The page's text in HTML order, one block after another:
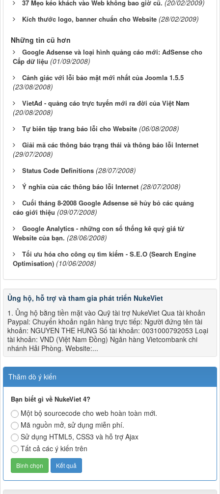
37 Mẹo kéo khách vào Web không bao giờ cũ. (20/02/2009)
Kích thước logo, banner chuẩn cho Website (28/02/2009)
Những tin cũ hơn
Google Adsense và loại hình quảng cáo mới: AdSense cho
Cấp dữ liệu (01/09/2008)
Cảnh giác với lỗi bảo mật mới nhất của Joomla 1.5.5
(23/08/2008)
VietAd - quảng cáo trực tuyến mới ra đời của Việt Nam
(20/08/2008)
Tự biên tập trang báo lỗi cho Website (06/08/2008)
Giải mã các thông báo trạng thái và thông báo lỗi Internet
(29/07/2008)
Status Code Definitions (28/07/2008)
Ý nghĩa của các thông báo lỗi Internet (28/07/2008)
Cuối tháng 8-2008 Google Adsense sẽ hủy bỏ các quảng
cáo giới thiệu (09/07/2008)
Google Analytics - những con số thống kê quý giá từ
Website của bạn. (28/06/2008)
Tối ưu hóa cho công cụ tìm kiếm - S.E.O (Search Engine
Optimisation) (10/06/2008)
Ủng hộ, hỗ trợ và tham gia phát triển NukeViet
1. Ủng hộ bằng tiền mặt vào Quỹ tài trợ NukeViet Qua tài khoản
Paypal: Chuyển khoản ngân hàng trực tiếp: Người đứng tên tài
khoản: NGUYEN THE HUNG Số tài khoản: 0031000792053 Loại
tài khoản: VND (Việt Nam Đồng) Ngân hàng Vietcombank chi
nhánh Hải Phòng. Website:...
Thăm dò ý kiến
Bạn biết gì về NukeViet 4?
Một bộ sourcecode cho web hoàn toàn mới.
Mã nguồn mở, sử dụng miễn phí.
Sử dụng HTML5, CSS3 và hỗ trợ Ajax
Tất cả các ý kiến trên